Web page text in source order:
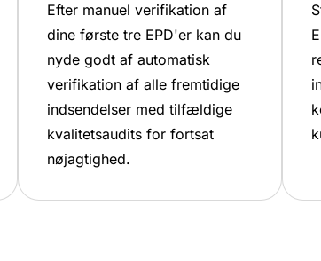
Efter manuel verifikation af
dine første tre EPD'er kan du
nyde godt af automatisk
verifikation af alle fremtidige
indsendelser med tilfældige
kvalitetsaudits for fortsat
nøjagtighed.